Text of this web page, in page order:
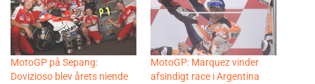
MotoGP på Sepang:
Dovizioso blev årets niende
MotoGP: Marquez vinder
afsindigt race i Argentina